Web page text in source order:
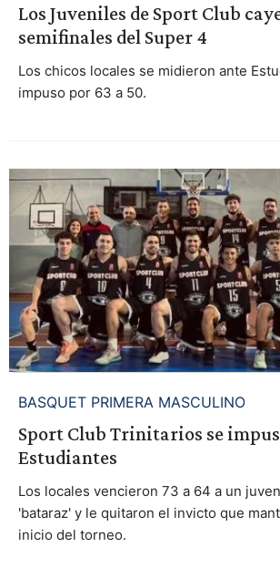
Los Juveniles de Sport Club
semifinales del Super 4
Los chicos locales se midieron ante
impuso por 63 a 50.
BASQUET PRIMERA MASCULINO
Sport Club Trinitarios se
Estudiantes
Los locales vencieron 73 a 64 a un
'bataraz' y le quitaron el invicto que
inicio del torneo.